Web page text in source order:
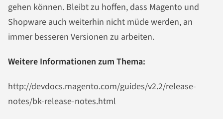
gehen können. Bleibt zu hoffen, dass Magento und
Shopware auch weiterhin nicht müde werden, an
immer besseren Versionen zu arbeiten.
Weitere Informationen zum Thema:
http://devdocs.magento.com/guides/v2.2/release-
notes/bk-release-notes.html